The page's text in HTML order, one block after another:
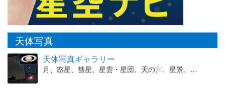
天体写真
天体写真ギャラリー
月、惑星、彗星、星雲・星団、天の川、星景、…